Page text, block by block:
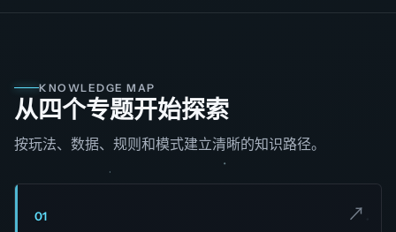
KNOWLEDGE MAP
从四个专题开始探索
按玩法、数据、规则和模式建立清晰的知识路径。
01 ↗